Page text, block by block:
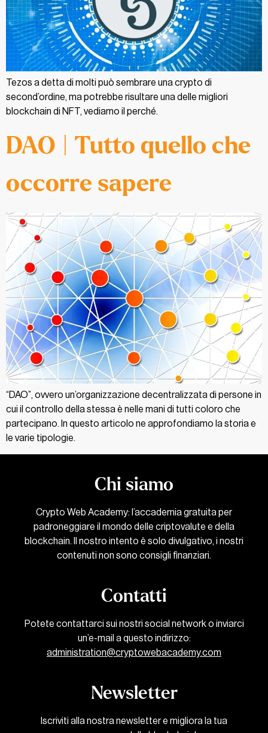
Tezos a detta di molti può sembrare una crypto di
second’ordine, ma potrebbe risultare una delle migliori
blockchain di NFT, vediamo il perché.
DAO | Tutto quello che
occorre sapere
“DAO”, ovvero un’organizzazione decentralizzata di persone in
cui il controllo della stessa è nelle mani di tutti coloro che
partecipano. In questo articolo ne approfondiamo la storia e
le varie tipologie.
Chi siamo
Crypto Web Academy: l’accademia gratuita per
padroneggiare il mondo delle criptovalute e della
blockchain. Il nostro intento è solo divulgativo, i nostri
contenuti non sono consigli finanziari.
Newsletter
Iscriviti alla nostra newsletter e migliora la tua
Contatti
Potete contattarci sui nostri social network o inviarci
un’e-mail a questo indirizzo:
administration@cryptowebacademy.com